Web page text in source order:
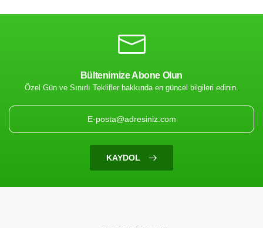
Filtrenize Uygun
Ürün Bulunamadı
Bültenimize Abone Olun
Özel Gün ve Sınırlı Teklifler hakkında en güncel bilgileri edinin.
KAYDOL